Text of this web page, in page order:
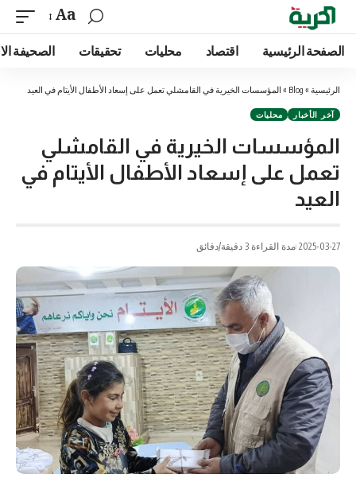
Aa
الصفحة الرئيسية اقتصاد محليات تحقيقات الصحيفة
الرئيسية »
Blog
» المؤسسات الخيرية في القامشلي تعمل على إسعاد الأطفال الأيتام في العيد
آخر الأخبار محليات
المؤسسات الخيرية في القامشلي
تعمل على إسعاد الأطفال الأيتام في
العيد
2025-03-27 مدة القراءة 3 دقيقة/دقائق